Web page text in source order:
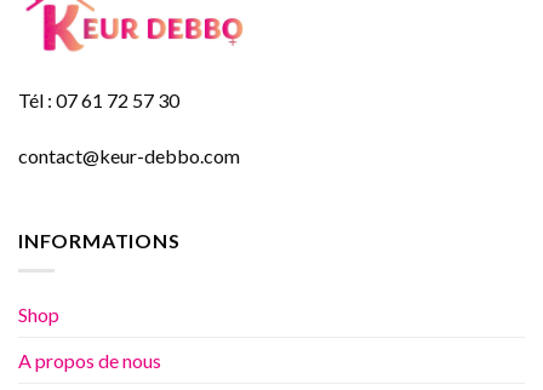
Tél : 07 61 72 57 30
contact@keur-debbo.com
INFORMATIONS
Shop
A propos de nous